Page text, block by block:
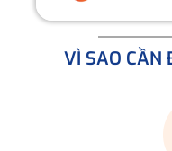
VÌ SAO CẦN